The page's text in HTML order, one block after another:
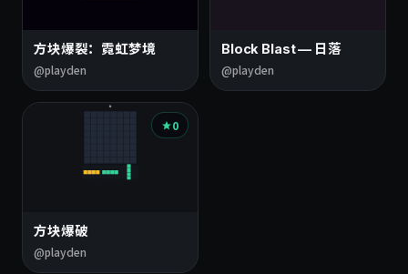
方块爆裂：霓虹梦境
@playden
Block Blast — 日落
@playden
0
方块爆破
@playden